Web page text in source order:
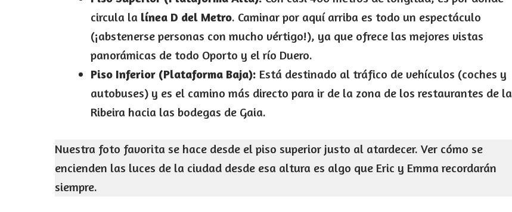
circula la línea D del Metro. Caminar por aquí arriba es todo un espectáculo
(¡abstenerse personas con mucho vértigo!), ya que ofrece las mejores vistas
panorámicas de todo Oporto y el río Duero.
Piso Inferior (Plataforma Baja): Está destinado al tráfico de vehículos (coches y
autobuses) y es el camino más directo para ir de la zona de los restaurantes de la
Ribeira hacia las bodegas de Gaia.
Nuestra foto favorita se hace desde el piso superior justo al atardecer. Ver cómo se
encienden las luces de la ciudad desde esa altura es algo que Eric y Emma recordarán
siempre.